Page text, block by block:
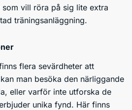
vill röra på sig lite extra
träningsanläggning.
flera sevärdheter att
man besöka den närliggande
eller varför inte utforska de
unika fynd. Här finns